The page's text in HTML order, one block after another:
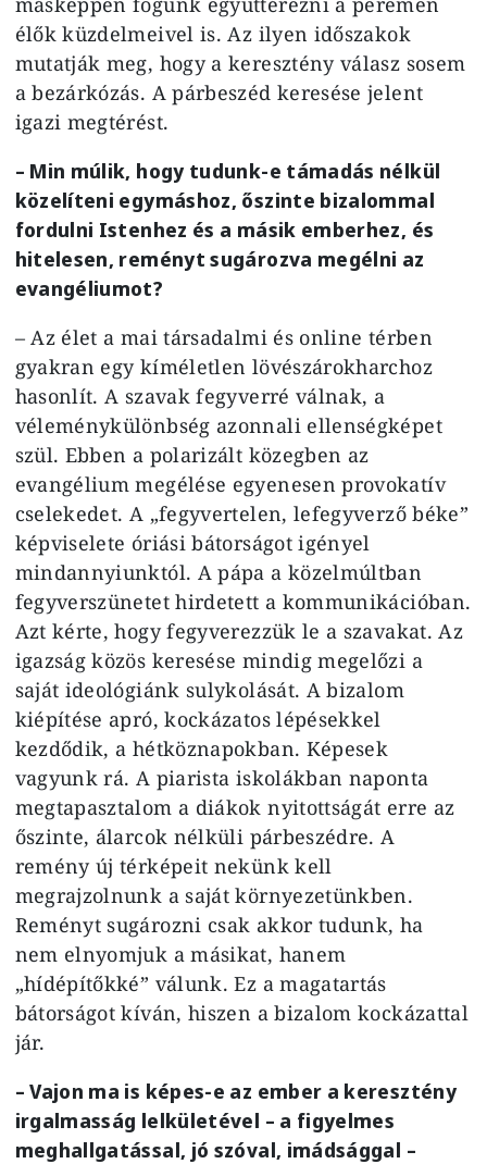
élők küzdelmeivel is. Az ilyen időszakok
mutatják meg, hogy a keresztény válasz sosem
a bezárkózás. A párbeszéd keresése jelent
igazi megtérést.
– Min múlik, hogy tudunk-e támadás nélkül
közelíteni egymáshoz, őszinte bizalommal
fordulni Istenhez és a másik emberhez, és
hitelesen, reményt sugározva megélni az
evangéliumot?
– Az élet a mai társadalmi és online térben
gyakran egy kíméletlen lövészárokharchoz
hasonlít. A szavak fegyverré válnak, a
véleménykülönbség azonnali ellenségképet
szül. Ebben a polarizált közegben az
evangélium megélése egyenesen provokatív
cselekedet. A „fegyvertelen, lefegyverző béke”
képviselete óriási bátorságot igényel
mindannyiunktól. A pápa a közelmúltban
fegyverszünetet hirdetett a kommunikációban.
Azt kérte, hogy fegyverezzük le a szavakat. Az
igazság közös keresése mindig megelőzi a
saját ideológiánk sulykolását. A bizalom
kiépítése apró, kockázatos lépésekkel
kezdődik, a hétköznapokban. Képesek
vagyunk rá. A piarista iskolákban naponta
megtapasztalom a diákok nyitottságát erre az
őszinte, álarcok nélküli párbeszédre. A
remény új térképeit nekünk kell
megrajzolnunk a saját környezetünkben.
Reményt sugározni csak akkor tudunk, ha
nem elnyomjuk a másikat, hanem
„hídépítőkké” válunk. Ez a magatartás
bátorságot kíván, hiszen a bizalom kockázattal
jár.
– Vajon ma is képes-e az ember a keresztény
irgalmasság lelkületével – a figyelmes
meghallgatással, jó szóval, imádsággal –